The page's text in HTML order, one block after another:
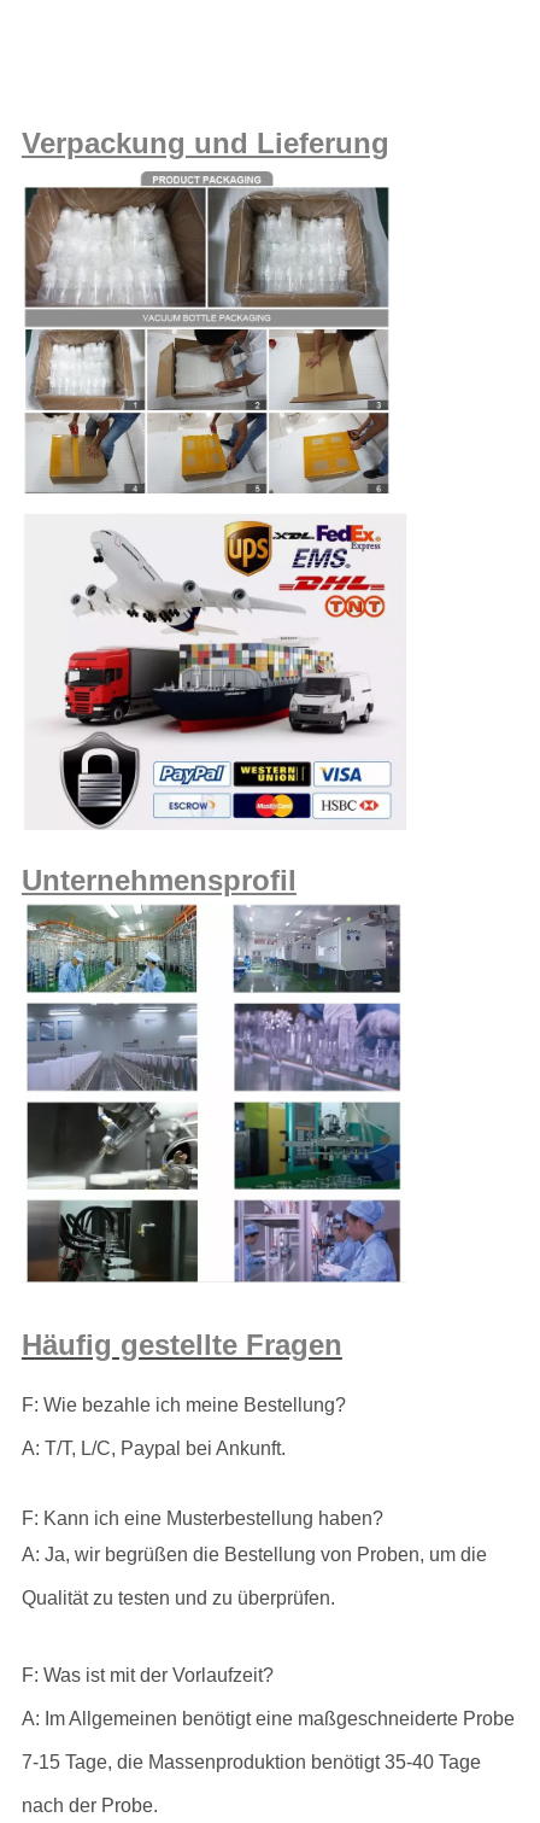
Verpackung und Lieferung
Unternehmensprofil
Häufig gestellte Fragen
F: Wie bezahle ich meine Bestellung?
A: T/T, L/C, Paypal bei Ankunft.
F: Kann ich eine Musterbestellung haben?
A: Ja, wir begrüßen die Bestellung von Proben, um die
Qualität zu testen und zu überprüfen.
F: Was ist mit der Vorlaufzeit?
A: Im Allgemeinen benötigt eine maßgeschneiderte Probe
7-15 Tage, die Massenproduktion benötigt 35-40 Tage
nach der Probe.